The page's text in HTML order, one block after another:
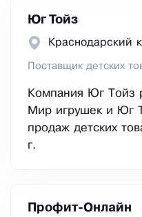
Юг Тойз
Краснодарский
Поставщик детских
Компания Юг Тойз
Мир игрушек и Юг
продаж детских
г.
Профит-Онлайн